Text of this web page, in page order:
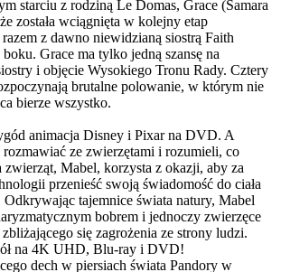
starciu z rodziną Le Domas, Grace (Samara
została wciągnięta w kolejny etap
z dawno niewidzianą siostrą Faith
Grace ma tylko jedną szansę na
i objęcie Wysokiego Tronu Rady. Cztery
brutalne polowanie, w którym nie
bierze wszystko.
animacja Disney i Pixar na DVD. A
ze zwierzętami i rozumieli, co
zwierząt, Mabel, korzysta z okazji, aby za
przenieść swoją świadomość do ciała
tajemnice świata natury, Mabel
bobrem i jednoczy zwierzęce
się zagrożenia ze strony ludzi.
na 4K UHD, Blu-ray i DVD!
dech w piersiach świata Pandory w